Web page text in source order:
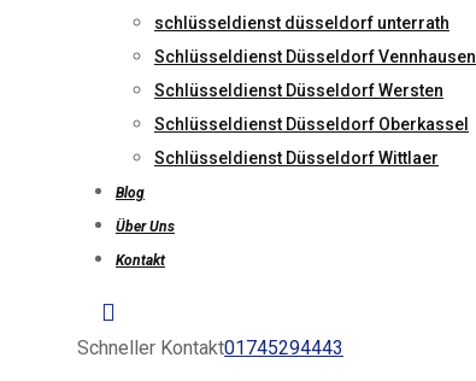
schlüsseldienst düsseldorf unterrath
Schlüsseldienst Düsseldorf Vennhausen
Schlüsseldienst Düsseldorf Wersten
Schlüsseldienst Düsseldorf Oberkassel
Schlüsseldienst Düsseldorf Wittlaer
Blog
Über Uns
Kontakt
Schneller Kontakt01745294443